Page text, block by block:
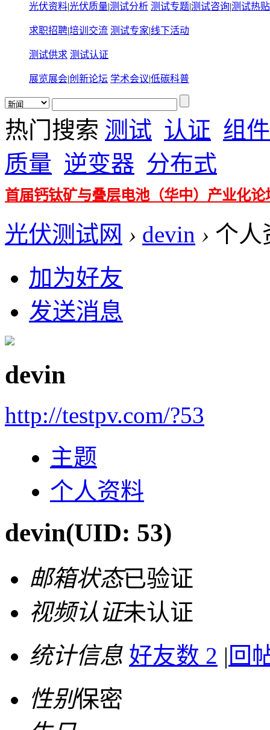
光伏资料|光伏质量|测试分析 测试专题|测试咨询|测试热贴
求职招聘|培训交流 测试专家|线下活动
测试供求 测试认证
展览展会|创新论坛 学术会议|低碳科普
热门搜索 测试 认证 组件
质量 逆变器 分布式
首届钙钛矿与叠层电池（华中）产业化论
光伏测试网 › devin › 个人
加为好友
发送消息
devin
http://testpv.com/?53
主题
个人资料
devin(UID: 53)
邮箱状态已验证
视频认证未认证
统计信息 好友数 2 | 回
性别保密